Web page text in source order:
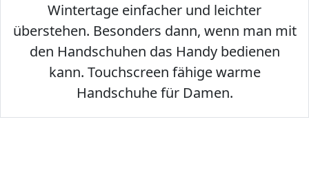
Wintertage einfacher und leichter
überstehen. Besonders dann, wenn man mit
den Handschuhen das Handy bedienen
kann. Touchscreen fähige warme
Handschuhe für Damen.